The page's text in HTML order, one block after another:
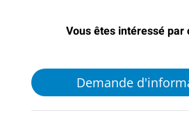
Vous êtes intéressé par
Demande